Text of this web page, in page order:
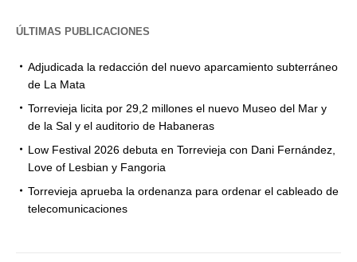
ÚLTIMAS PUBLICACIONES
Adjudicada la redacción del nuevo aparcamiento subterráneo
de La Mata
Torrevieja licita por 29,2 millones el nuevo Museo del Mar y
de la Sal y el auditorio de Habaneras
Low Festival 2026 debuta en Torrevieja con Dani Fernández,
Love of Lesbian y Fangoria
Torrevieja aprueba la ordenanza para ordenar el cableado de
telecomunicaciones